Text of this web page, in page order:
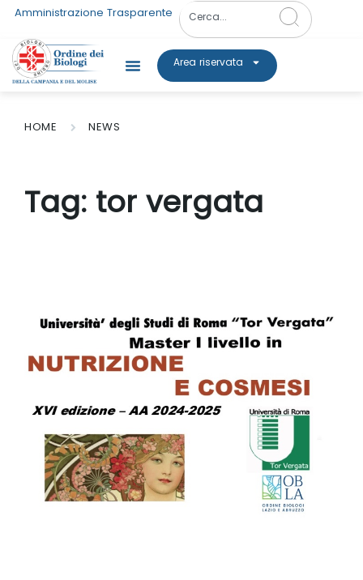
Amministrazione Trasparente
Area riservata
HOME NEWS
Tag: tor vergata